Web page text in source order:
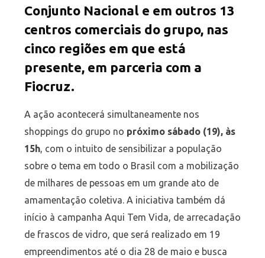
Conjunto Nacional e em outros 13
centros comerciais do grupo, nas
cinco regiões em que está
presente, em parceria com a
Fiocruz.
A ação acontecerá simultaneamente nos
shoppings do grupo no próximo sábado (19), às
15h, com o intuito de sensibilizar a população
sobre o tema em todo o Brasil com a mobilização
de milhares de pessoas em um grande ato de
amamentação coletiva. A iniciativa também dá
início à campanha Aqui Tem Vida, de arrecadação
de frascos de vidro, que será realizado em 19
empreendimentos até o dia 28 de maio e busca